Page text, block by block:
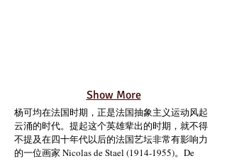
Show More
杨可均在法国时期，正是法国抽象主义运动风起
云涌的时代。提起这个英雄辈出的时期，就不得
不提及在四十年代以后的法国艺坛非常有影响力
的一位画家 Nicolas de Stael (1914-1955)。De